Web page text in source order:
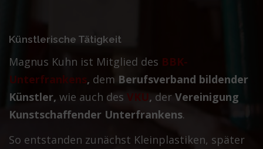
Künstlerische Tätigkeit
Magnus Kuhn ist Mitglied des BBK-
Unterfrankens, dem Berufsverband bildender
Künstler, wie auch des VKU, der Vereinigung
Kunstschaffender Unterfrankens.
So entstanden zunächst Kleinplastiken, später